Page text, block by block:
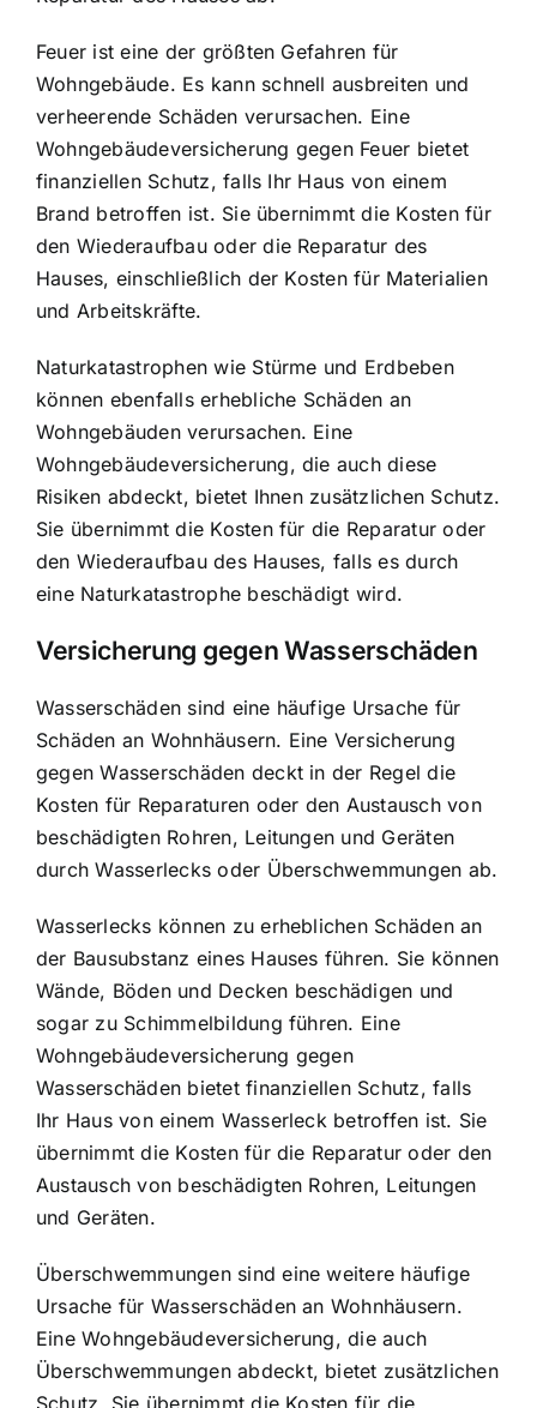
Feuer ist eine der größten Gefahren für
Wohngebäude. Es kann schnell ausbreiten und
verheerende Schäden verursachen. Eine
Wohngebäudeversicherung gegen Feuer bietet
finanziellen Schutz, falls Ihr Haus von einem
Brand betroffen ist. Sie übernimmt die Kosten für
den Wiederaufbau oder die Reparatur des
Hauses, einschließlich der Kosten für Materialien
und Arbeitskräfte.
Naturkatastrophen wie Stürme und Erdbeben
können ebenfalls erhebliche Schäden an
Wohngebäuden verursachen. Eine
Wohngebäudeversicherung, die auch diese
Risiken abdeckt, bietet Ihnen zusätzlichen Schutz.
Sie übernimmt die Kosten für die Reparatur oder
den Wiederaufbau des Hauses, falls es durch
eine Naturkatastrophe beschädigt wird.
Versicherung gegen Wasserschäden
Wasserschäden sind eine häufige Ursache für
Schäden an Wohnhäusern. Eine Versicherung
gegen Wasserschäden deckt in der Regel die
Kosten für Reparaturen oder den Austausch von
beschädigten Rohren, Leitungen und Geräten
durch Wasserlecks oder Überschwemmungen ab.
Wasserlecks können zu erheblichen Schäden an
der Bausubstanz eines Hauses führen. Sie können
Wände, Böden und Decken beschädigen und
sogar zu Schimmelbildung führen. Eine
Wohngebäudeversicherung gegen
Wasserschäden bietet finanziellen Schutz, falls
Ihr Haus von einem Wasserleck betroffen ist. Sie
übernimmt die Kosten für die Reparatur oder den
Austausch von beschädigten Rohren, Leitungen
und Geräten.
Überschwemmungen sind eine weitere häufige
Ursache für Wasserschäden an Wohnhäusern.
Eine Wohngebäudeversicherung, die auch
Überschwemmungen abdeckt, bietet zusätzlichen
Schutz. Sie übernimmt die Kosten für die